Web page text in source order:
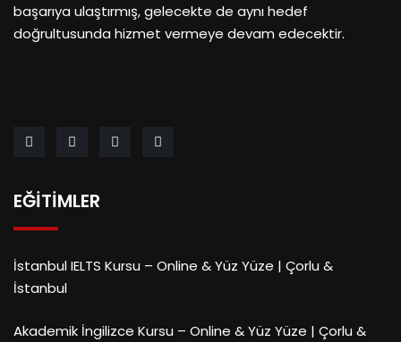
başarıya ulaştırmış, gelecekte de aynı hedef
doğrultusunda hizmet vermeye devam edecektir.
EĞITIMLER
İstanbul IELTS Kursu – Online & Yüz Yüze | Çorlu &
İstanbul
Akademik İngilizce Kursu – Online & Yüz Yüze | Çorlu &